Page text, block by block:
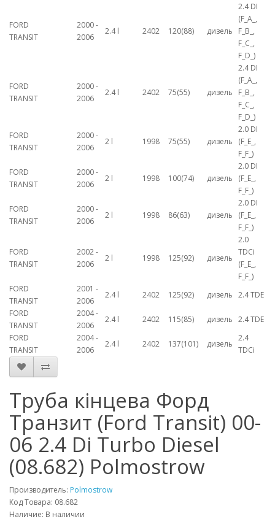
FORD
TRANSIT
2000 -
2006
2.4 l 2402 120(88) дизель
2.4 DI
(F_A_,
F_B_,
F_C_,
F_D_)
FORD
TRANSIT
2000 -
2006
2.4 l 2402 75(55) дизель
2.4 DI
(F_A_,
F_B_,
F_C_,
F_D_)
FORD
TRANSIT
2000 -
2006
2 l 1998 75(55) дизель
2.0 DI
(F_E_,
F_F_)
FORD
TRANSIT
2000 -
2006
2 l 1998 100(74) дизель
2.0 DI
(F_E_,
F_F_)
FORD
TRANSIT
2000 -
2006
2 l 1998 86(63) дизель
2.0 DI
(F_E_,
F_F_)
FORD
TRANSIT
2002 -
2006
2 l 1998 125(92) дизель
2.0
TDCi
(F_E_,
F_F_)
FORD
TRANSIT
2001 -
2006
2.4 l 2402 125(92) дизель 2.4 TDE
FORD
TRANSIT
2004 -
2006
2.4 l 2402 115(85) дизель 2.4 TDE
FORD
TRANSIT
2004 -
2006
2.4 l 2402 137(101) дизель
2.4
TDCi
Труба кінцева Форд
Транзит (Ford Transit) 00-
06 2.4 Di Turbo Diesel
(08.682) Polmostrow
Производитель: Polmostrow
Код Товара: 08.682
Наличие: В наличии